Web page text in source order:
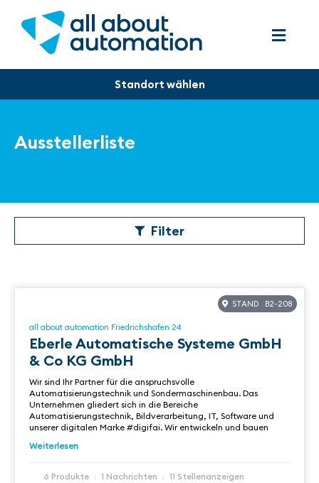
Ausstellerliste
Filter
STAND B2-208
all about automation Friedrichshafen 24
Eberle Automatische Systeme GmbH
& Co KG GmbH
Wir sind Ihr Partner für die anspruchsvolle
Automatisierungstechnik und Sondermaschinenbau. Das
Unternehmen gliedert sich in die Bereiche
Automatisierungstechnik, Bildverarbeitung, IT, Software und
unserer digitalen Marke #digifai. Wir entwickeln und bauen
Weiterlesen
6 Produkte 1 Nachrichten 11 Stellenanzeigen